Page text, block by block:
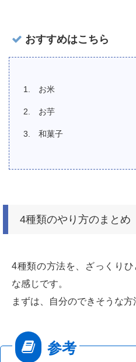
おすすめはこちら
お米
お芋
和菓子
4種類のやり方のまとめ
4種類の方法を、ざっくり
な感じです。
まずは、自分のできそうな